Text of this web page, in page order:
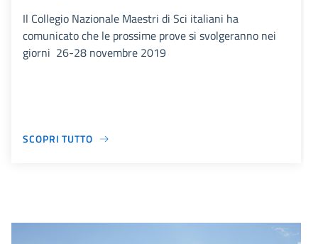
Il Collegio Nazionale Maestri di Sci italiani ha
comunicato che le prossime prove si svolgeranno nei
giorni 26-28 novembre 2019
SCOPRI TUTTO